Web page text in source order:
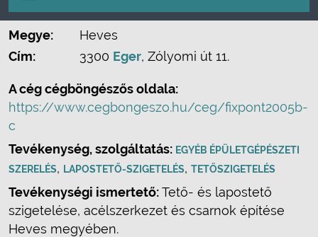
Megye:
Heves
Cím:
3300 Eger, Zólyomi út 11.
A cég cégböngészős oldala:
https://www.cegbongeszo.hu/ceg/fixpont2005b-
c
Tevékenység, szolgáltatás: EGYÉB ÉPÜLETGÉPÉSZETI
SZERELÉS, LAPOSTETŐ-SZIGETELÉS, TETŐSZIGETELÉS
Tevékenységi ismertető:Tető- és lapostető
szigetelése, acélszerkezet és csarnok építése
Heves megyében.